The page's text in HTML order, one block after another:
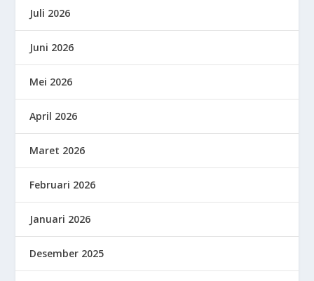
Juli 2026
Juni 2026
Mei 2026
April 2026
Maret 2026
Februari 2026
Januari 2026
Desember 2025